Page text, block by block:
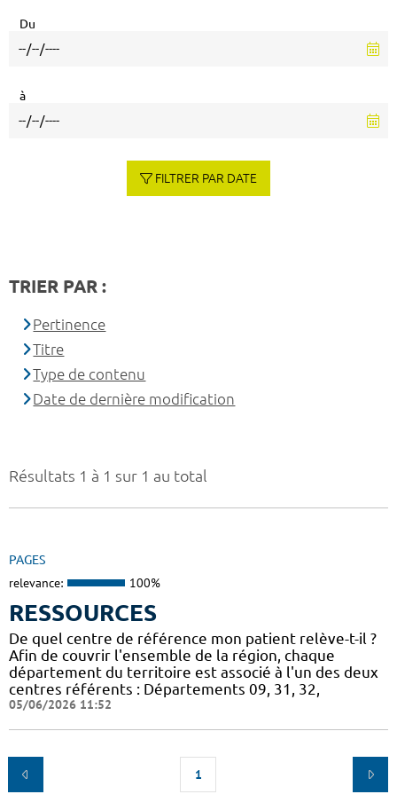
Résultats 1 à 1 sur 1 au total
PAGES
relevance: 100%
RESSOURCES
De quel centre de référence mon patient relève-t-il ?
Afin de couvrir l'ensemble de la région, chaque
département du territoire est associé à l'un des deux
centres référents : Départements 09, 31, 32,
05/06/2026 11:52
1
Du
à
FILTRER PAR DATE
TRIER PAR :
Pertinence
Titre
Type de contenu
Date de dernière modification